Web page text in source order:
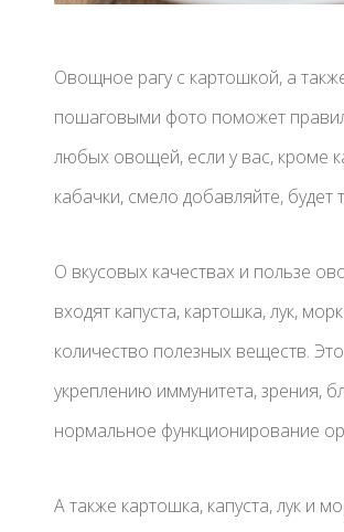
Овощное рагу с картошкой, а
пошаговыми фото поможет
любых овощей, если у вас, кроме
кабачки, смело добавляйте, будет
О вкусовых качествах и пользе
входят капуста, картошка, лук,
количество полезных веществ.
укреплению иммунитета, зрения,
нормальное функционирование
А также картошка, капуста, лук и